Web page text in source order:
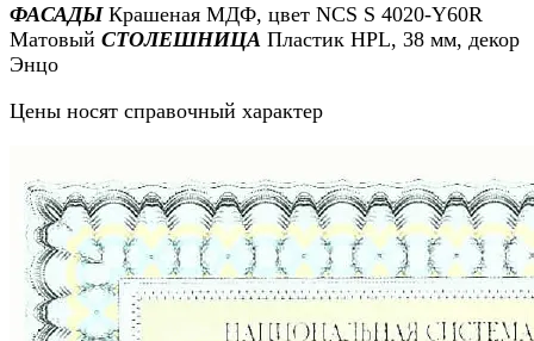
ФАСАДЫКрашеная МДФ, цвет NCS S 4020-Y60R
Матовый СТОЛЕШНИЦА Пластик HPL, 38 мм, декор
Энцо
Цены носят справочный характер